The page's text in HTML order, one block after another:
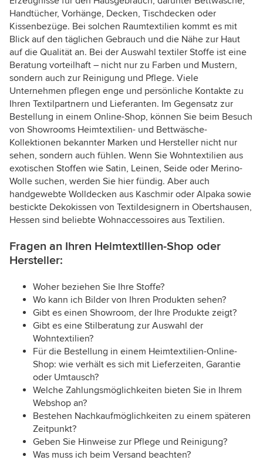
Handtücher, Vorhänge, Decken, Tischdecken oder
Kissenbezüge. Bei solchen Raumtextilien kommt es mit
Blick auf den täglichen Gebrauch und die Nähe zur Haut
auf die Qualität an. Bei der Auswahl textiler Stoffe ist eine
Beratung vorteilhaft – nicht nur zu Farben und Mustern,
sondern auch zur Reinigung und Pflege. Viele
Unternehmen pflegen enge und persönliche Kontakte zu
Ihren Textilpartnern und Lieferanten. Im Gegensatz zur
Bestellung in einem Online-Shop, können Sie beim Besuch
von Showrooms Heimtextilien- und Bettwäsche-
Kollektionen bekannter Marken und Hersteller nicht nur
sehen, sondern auch fühlen. Wenn Sie Wohntextilien aus
exotischen Stoffen wie Satin, Leinen, Seide oder Merino-
Wolle suchen, werden Sie hier fündig. Aber auch
handgewebte Wolldecken aus Kaschmir oder Alpaka sowie
bestickte Dekokissen von Textildesignern in Obertshausen,
Hessen sind beliebte Wohnaccessoires aus Textilien.
Fragen an Ihren Heimtextilien-Shop oder
Hersteller:
Woher beziehen Sie Ihre Stoffe?
Wo kann ich Bilder von Ihren Produkten sehen?
Gibt es einen Showroom, der Ihre Produkte zeigt?
Gibt es eine Stilberatung zur Auswahl der
Wohntextilien?
Für die Bestellung in einem Heimtextilien-Online-
Shop: wie verhält es sich mit Lieferzeiten, Garantie
oder Umtausch?
Welche Zahlungsmöglichkeiten bieten Sie in Ihrem
Webshop an?
Bestehen Nachkaufmöglichkeiten zu einem späteren
Zeitpunkt?
Geben Sie Hinweise zur Pflege und Reinigung?
Was muss ich beim Versand beachten?